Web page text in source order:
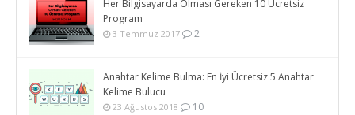
Her Bilgisayarda Olması Gereken 10 Ücretsiz
Program
3 Temmuz 2017 2
Anahtar Kelime Bulma: En İyi Ücretsiz 5 Anahtar
Kelime Bulucu
23 Ağustos 2018 10